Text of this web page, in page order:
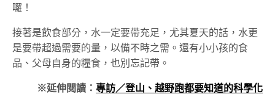
囉！
接著是飲食部分，水一定要帶充足，尤其夏天的話，水更
是要帶超過需要的量，以備不時之需。還有小小孩的食
品、父母自身的糧食，也別忘記帶。
※延伸閱讀： 專訪／登山、越野跑都要知道的科學化